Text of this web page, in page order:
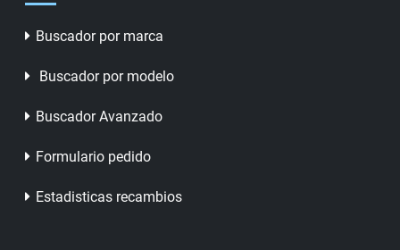
Buscador por marca
Buscador por modelo
Buscador Avanzado
Formulario pedido
Estadisticas recambios